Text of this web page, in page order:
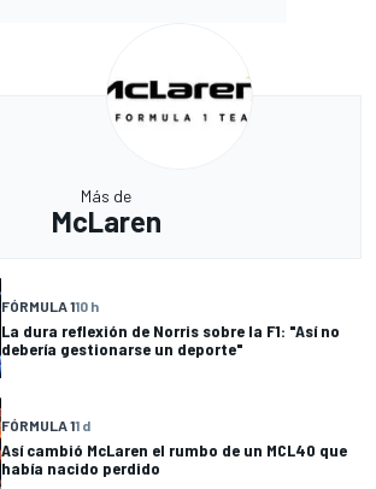
Más de
McLaren
FÓRMULA 110 h
La dura reflexión de Norris sobre la F1: "Así no
debería gestionarse un deporte"
FÓRMULA 11 d
Así cambió McLaren el rumbo de un MCL40 que
había nacido perdido